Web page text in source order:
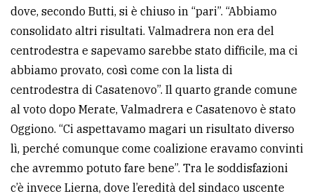
dove, secondo Butti, si è chiuso in “pari”. “Abbiamo
consolidato altri risultati. Valmadrera non era del
centrodestra e sapevamo sarebbe stato difficile, ma ci
abbiamo provato, così come con la lista di
centrodestra di Casatenovo”. Il quarto grande comune
al voto dopo Merate, Valmadrera e Casatenovo è stato
Oggiono. “Ci aspettavamo magari un risultato diverso
lì, perché comunque come coalizione eravamo convinti
che avremmo potuto fare bene”. Tra le soddisfazioni
c’è invece Lierna, dove l’eredità del sindaco uscente